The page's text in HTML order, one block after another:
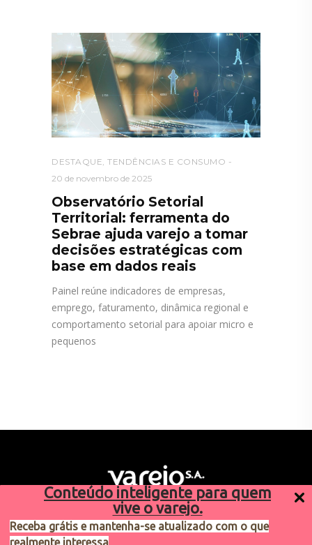
Conteúdo inteligente para quem
vive o varejo.
Receba grátis e mantenha-se atualizado com o que
realmente interessa
DESTAQUE TENDÊNCIAS E CONSUMO
20 de novembro de 2025
Observatório Setorial
Territorial: ferramenta do
Sebrae ajuda varejo a tomar
decisões estratégicas com
base em dados reais
Painel reúne indicadores de empresas,
emprego, faturamento, dinâmica regional e
comportamento setorial para apoiar micro e
pequenos